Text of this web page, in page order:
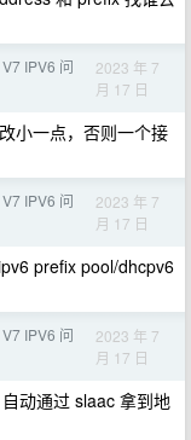
IPV6 问
2023 年 7
月 17 日
小一点，否则一个接
IPV6 问
2023 年 7
月 17 日
prefix pool/dhcpv6
IPV6 问
2023 年 7
月 17 日
动通过 slaac 拿到地